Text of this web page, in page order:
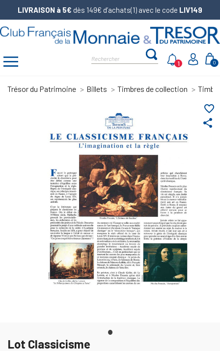
LIVRAISON à 5€ dès 149€ d’achats(1) avec le code LIV149
0
1
Trésor du Patrimoine Billets Timbres de collection
share
favorite_border
Lot Classicisme